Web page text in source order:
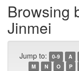
Browsing
Jinmei
Jump to: 0-9 A
M
N O P